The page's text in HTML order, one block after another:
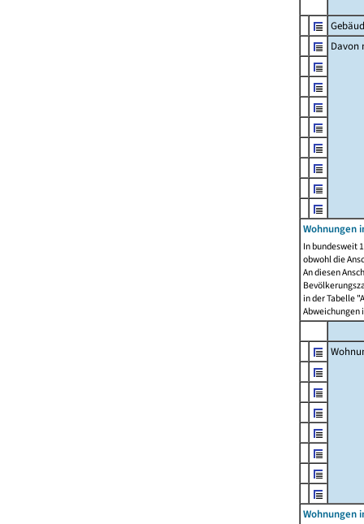
Davon
Wohnungen
In bundesweit
obwohl die
An diesen
in der Tabelle
Abweichungen
Wohnungen